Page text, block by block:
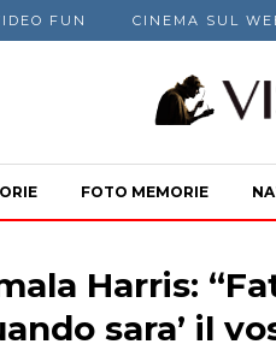
FUN CINEMA SUL
FOTO MEMORIE
Harris:
sara’ il